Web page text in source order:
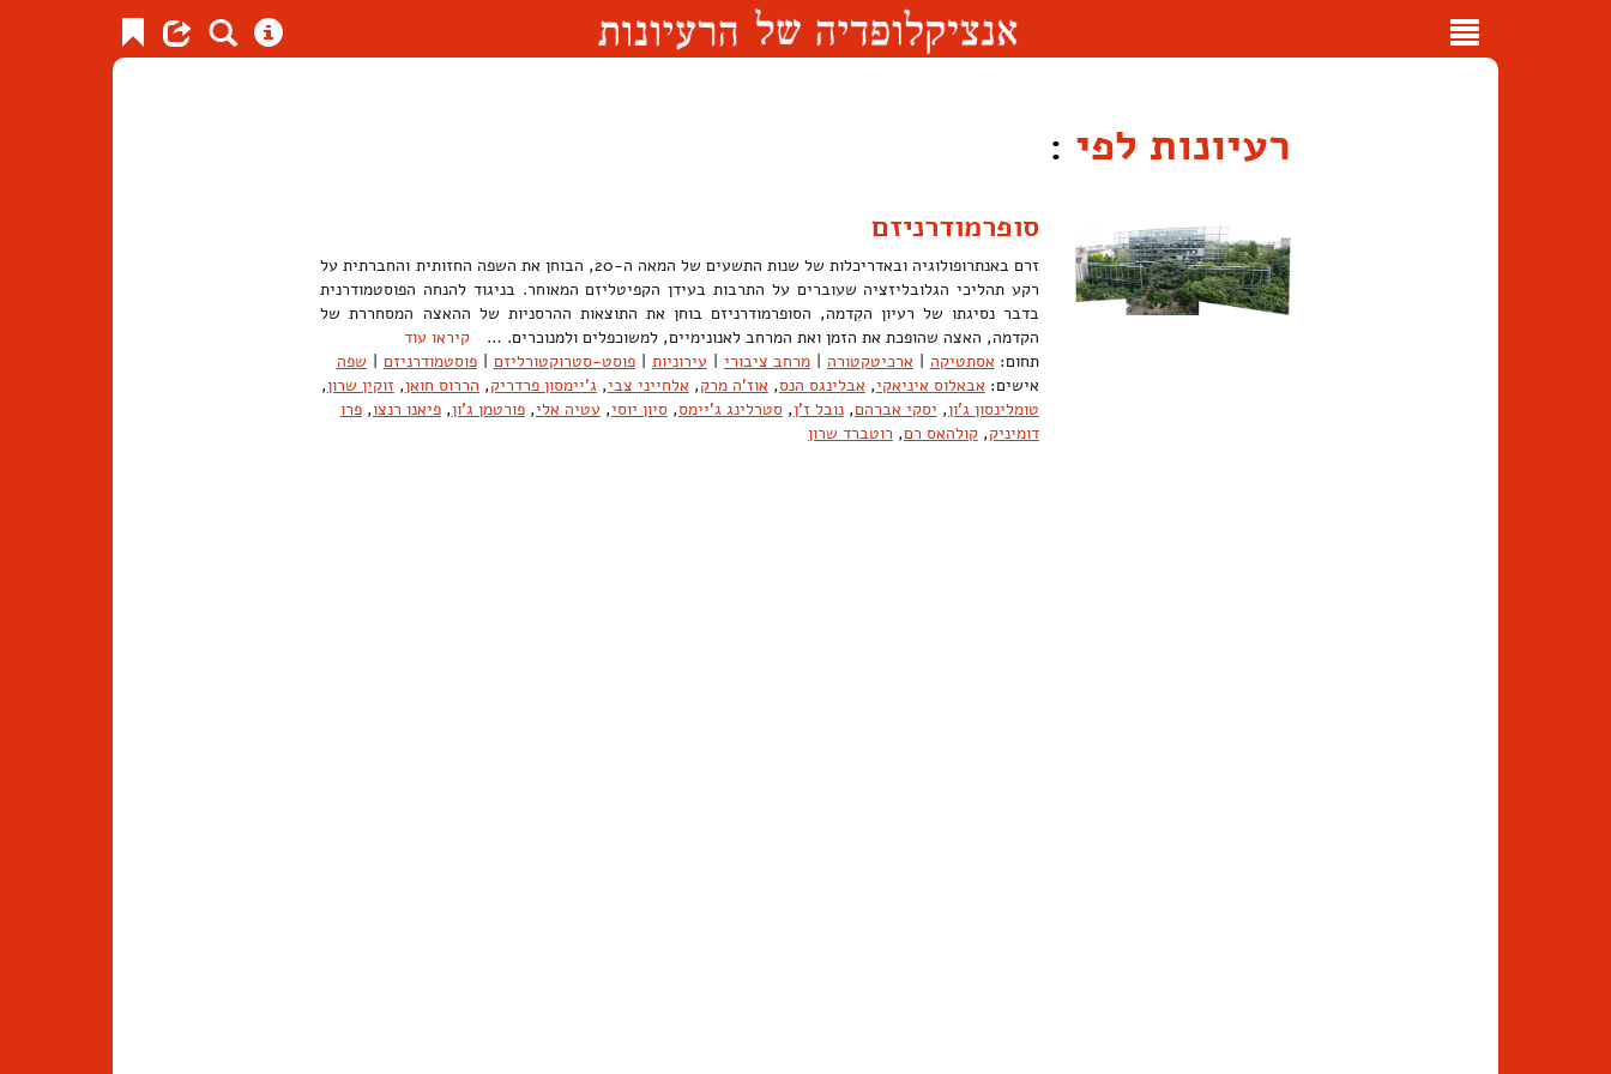
Toggle
רעיונות לפי :
סופרמודרניזם
זרם באנתרופולוגיה ובאדריכלות של שנות התשעים של המאה ה-20, הבוחן את השפה החזותית והחברתית על
רקע תהליכי הגלובליזציה שעוברים על התרבות בעידן הקפיטליזם המאוחר. בניגוד להנחה הפוסטמודרנית
בדבר נסיגתו של רעיון הקִדמה, הסופרמודרניזם בוחן את התוצאות ההרסניות של ההאצה המסחררת של
הקדמה, האצה שהופכת את הזמן ואת המרחב לאנונימיים, למשוכפלים ולמנוכרים. …קיראו עוד
תחום: אסתטיקה | ארכיטקטורה | מרחב ציבורי | עירוניות | פוסט-סטרוקטורליזם | פוסטמודרניזם | שפה
אישים: אבאלוס איניאקי, אבלינגס הנס, אוז'ה מרק, אלחייני צבי, ג'יימסון פרדריק, הררוס חואן,זוקין שרון,
טומלינסון ג'ון, יסקי אברהם,נובל ז'ן,סטרלינג ג'יימס,סיון יוסי,עטיה אלי,פורטמן ג'ון,פיאנו רנצו,פרו
דומיניק,קולהאס רם, רוטברד שרון